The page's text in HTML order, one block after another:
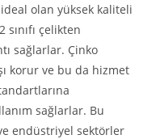
olan yüksek kaliteli
sınıfı çelikten
sağlarlar. Çinko
korur ve bu da hizmet
sağlarlar. Bu
endüstriyel sektörler